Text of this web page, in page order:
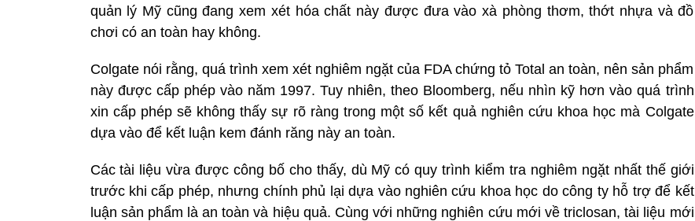
quản lý Mỹ cũng đang xem xét hóa chất này được đưa vào xà phòng thơm, thớt nhựa và đồ
chơi có an toàn hay không.
Colgate nói rằng, quá trình xem xét nghiêm ngặt của FDA chứng tỏ Total an toàn, nên sản phẩm
này được cấp phép vào năm 1997. Tuy nhiên, theo Bloomberg, nếu nhìn kỹ hơn vào quá trình
xin cấp phép sẽ không thấy sự rõ ràng trong một số kết quả nghiên cứu khoa học mà Colgate
dựa vào để kết luận kem đánh răng này an toàn.
Các tài liệu vừa được công bố cho thấy, dù Mỹ có quy trình kiểm tra nghiêm ngặt nhất thế giới
trước khi cấp phép, nhưng chính phủ lại dựa vào nghiên cứu khoa học do công ty hỗ trợ để kết
luận sản phẩm là an toàn và hiệu quả. Cùng với những nghiên cứu mới về triclosan, tài liệu mới